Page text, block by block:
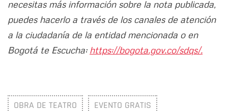
necesitas más información sobre la nota publicada,
puedes hacerlo a través de los canales de atención
a la ciudadanía de la entidad mencionada o en
Bogotá te Escucha: https://bogota.gov.co/sdqs/.
OBRA DE TEATRO EVENTO GRATIS